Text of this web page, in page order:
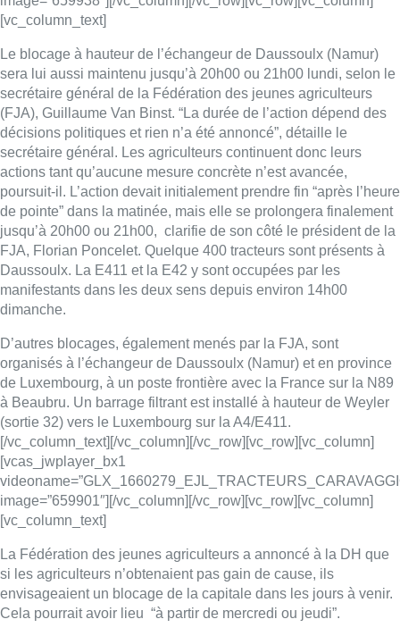
FJA, Florian Poncelet. Quelque 400 tracteurs sont présents à
Daussoulx. La E411 et la E42 y sont occupées par les
manifestants dans les deux sens depuis environ 14h00
dimanche.
D’autres blocages, également menés par la FJA, sont
organisés à l’échangeur de Daussoulx (Namur) et en province
de Luxembourg, à un poste frontière avec la France sur la N89
à Beaubru. Un barrage filtrant est installé à hauteur de Weyler
(sortie 32) vers le Luxembourg sur la A4/E411.
[/vc_column_text][/vc_column][/vc_row][vc_row][vc_column]
[vcas_jwplayer_bx1
image=”659901″][/vc_column][/vc_row][vc_row][vc_column]
[vc_column_text]
La Fédération des jeunes agriculteurs a annoncé à la DH que
si les agriculteurs n’obtenaient pas gain de cause, ils
envisageaient un blocage de la capitale dans les jours à venir.
Cela pourrait avoir lieu “à partir de mercredi ou jeudi”.
[/vc_column_text][/vc_column][/vc_row]
Lire aussi :
Un nouveau club de MMA ouvre
ses portes à Evere : “C’est pas
comme on voit à la télé”